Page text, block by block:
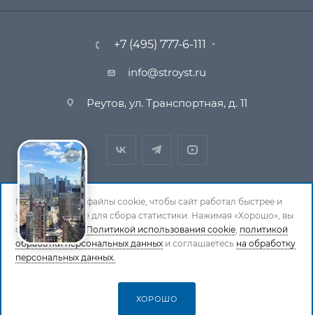
+7 (495) 777-6-111
info@stroyst.ru
Реутов, ул. Транспортная, д. 11
© 1994-2026 СтройСистема. Все права защищены. При
копировании материалов ссылка на страницу-
источник обязательна.
Мы используем файлы cookie, чтобы сайт работал быстрее и
удобнее, а также для сбора статистики. Нажимая «Хорошо», вы
соглашаетесь сПолитикой использования cookie, политикой
обработки персональных данных и соглашаетесь на обработку
персональных данных.
ХОРОШО